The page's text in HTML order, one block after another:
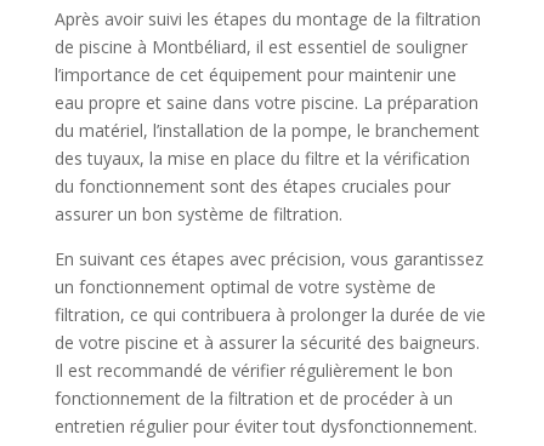
Après avoir suivi les étapes du montage de la filtration
de piscine à Montbéliard, il est essentiel de souligner
l’importance de cet équipement pour maintenir une
eau propre et saine dans votre piscine. La préparation
du matériel, l’installation de la pompe, le branchement
des tuyaux, la mise en place du filtre et la vérification
du fonctionnement sont des étapes cruciales pour
assurer un bon système de filtration.
En suivant ces étapes avec précision, vous garantissez
un fonctionnement optimal de votre système de
filtration, ce qui contribuera à prolonger la durée de vie
de votre piscine et à assurer la sécurité des baigneurs.
Il est recommandé de vérifier régulièrement le bon
fonctionnement de la filtration et de procéder à un
entretien régulier pour éviter tout dysfonctionnement.